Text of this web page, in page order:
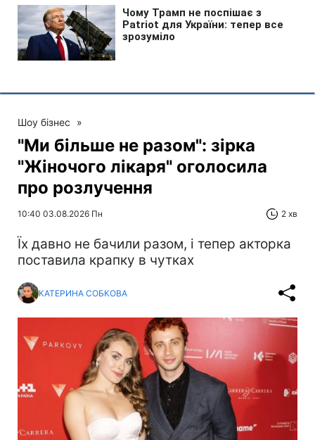
Шоу бізнес »
"Ми більше не разом": зірка
"Жіночого лікаря" оголосила
про розлучення
10:40 03.08.2026 Пн 2 хв
Їх давно не бачили разом, і тепер акторка
поставила крапку в чутках
КАТЕРИНА СОБКОВА